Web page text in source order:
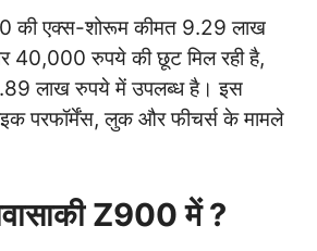
की एक्स-शोरूम कीमत 9.29 लाख
40,000 रुपये की छूट मिल रही है,
लाख रुपये में उपलब्ध है। इस
परफॉर्मेंस, लुक और फीचर्स के मामले
Z900 में ?